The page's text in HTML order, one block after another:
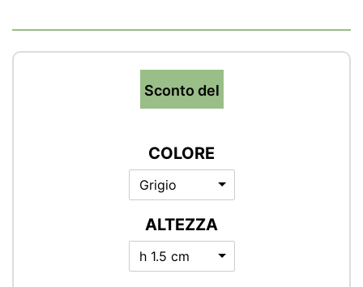
Sconto del
COLORE
Grigio
ALTEZZA
h 1.5 cm